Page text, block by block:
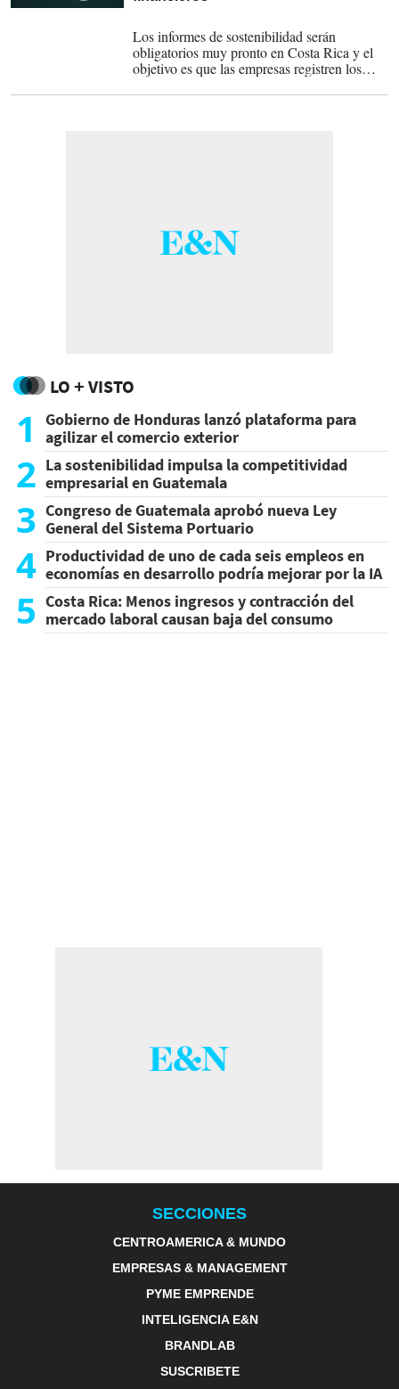
Los informes de sostenibilidad serán
obligatorios muy pronto en Costa Rica y el
objetivo es que las empresas registren los
operaciones y lo que realizan para compensar
LO + VISTO
1
Gobierno de Honduras lanzó plataforma para
agilizar el comercio exterior
2 La sostenibilidad impulsa la competitividad
empresarial en Guatemala
3 Congreso de Guatemala aprobó nueva Ley
General del Sistema Portuario
4 Productividad de uno de cada seis empleos en
economías en desarrollo podría mejorar por la IA
5 Costa Rica: Menos ingresos y contracción del
mercado laboral causan baja del consumo
SECCIONES
CENTROAMERICA & MUNDO
EMPRESAS & MANAGEMENT
PYME EMPRENDE
INTELIGENCIA E&N
BRANDLAB
SUSCRIBETE